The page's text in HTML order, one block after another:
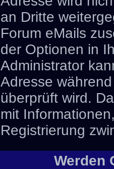
an Dritte
Forum eMails
der Optionen in
Administrator
Adresse
überprüft wird.
mit
Registrierung
Werden